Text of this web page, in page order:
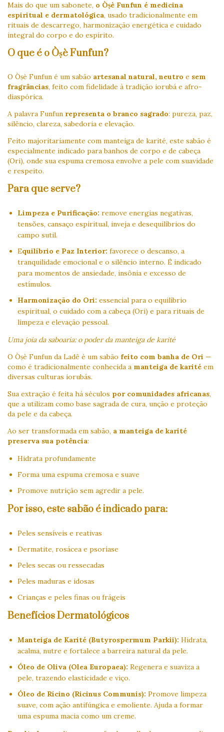
Mais do que um sabonete, o Òṣè Funfun é medicina
espiritual e dermatológica, usado tradicionalmente em
rituais de descarrego, harmonização energética e cuidado
integral do corpo e do espírito.
O que é o Òṣè Funfun?
O Òṣè Funfun é um sabão artesanal natural, neutro e sem
fragrâncias, feito com fidelidade à tradição iorubá e afro-
diaspórica.
A palavra Funfun representa o branco sagrado: pureza, paz,
silêncio, clareza, sabedoria e elevação.
Feito majoritariamente com manteiga de karité, este sabão é
especialmente indicado para banhos de corpo e de cabeça
(Ori), onde sua espuma cremosa envolve a pele com suavidade
e respeito.
Para que serve?
Limpeza e Purificação: remove energias negativas,
tensões, cansaço espiritual, inveja e desequilíbrios do
campo sutil.
Equilíbrio e Paz Interior: favorece o descanso, a
tranquilidade emocional e o silêncio interno. É indicado
para momentos de ansiedade, insônia e excesso de
estímulos.
Harmonização do Ori: essencial para o equilíbrio
espiritual, o cuidado com a cabeça (Ori) e para rituais de
limpeza e elevação pessoal.
Uma joia da saboaria: o poder da manteiga de karité
O Òṣè Funfun da Ladê é um sabão feito com banha de Ori —
como é tradicionalmente conhecida a manteiga de karité em
diversas culturas iorubás.
Sua extração é feita há séculos por comunidades africanas,
que a utilizam como base sagrada de cura, unção e proteção
da pele e da cabeça.
Ao ser transformada em sabão, a manteiga de karité
preserva sua potência:
Hidrata profundamente
Forma uma espuma cremosa e suave
Promove nutrição sem agredir a pele.
Por isso, este sabão é indicado para:
Peles sensíveis e reativas
Dermatite, rosácea e psoríase
Peles secas ou ressecadas
Peles maduras e idosas
Crianças e peles finas ou frágeis
Benefícios Dermatológicos
Manteiga de Karité (Butyrospermum Parkii): Hidrata,
acalma, nutre e fortalece a barreira natural da pele.
Óleo de Oliva (Olea Europaea): Regenera e suaviza a
pele, trazendo elasticidade e viço.
Óleo de Rícino (Ricinus Communis): Promove limpeza
suave, com ação antifúngica e emoliente. Ajuda a formar
uma espuma macia como um creme.